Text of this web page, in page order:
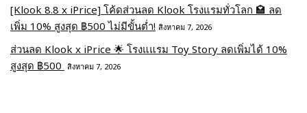
[Klook 8.8 x iPrice] โค้ดส่วนลด Klook โรงแรมทั่วโลก 🏩 ลด
เพิ่ม 10% สูงสุด ฿500 ไม่มีขั้นต่ำ! สิงหาคม 7, 2026
ส่วนลด Klook x iPrice 🌟 โรงแแรม Toy Story ลดเพิ่มได้ 10%
สูงสุด ฿500 สิงหาคม 7, 2026